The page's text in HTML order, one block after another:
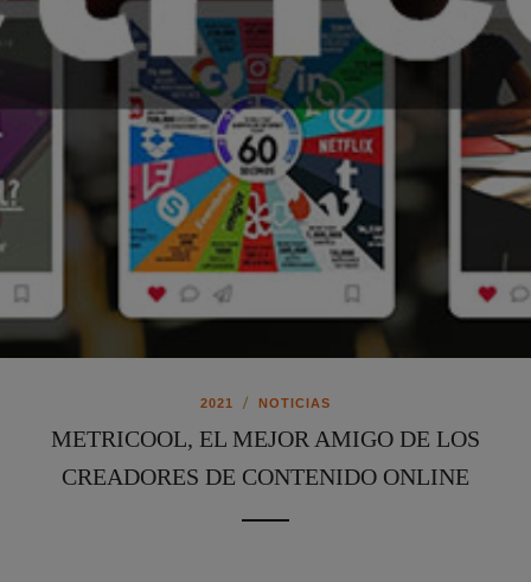
2021 / NOTICIAS
METRICOOL, EL MEJOR AMIGO DE LOS
CREADORES DE CONTENIDO ONLINE